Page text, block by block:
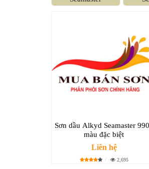
Sơn dầu Alkyd Seamaster
màu đặc biệt
Liên hệ
2,695